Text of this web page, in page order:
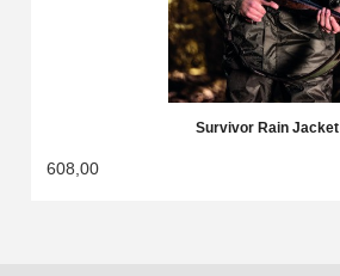
Survivor Rain Jacket
608,00